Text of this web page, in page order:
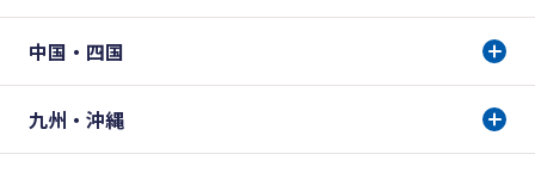
中国・四国
九州・沖縄